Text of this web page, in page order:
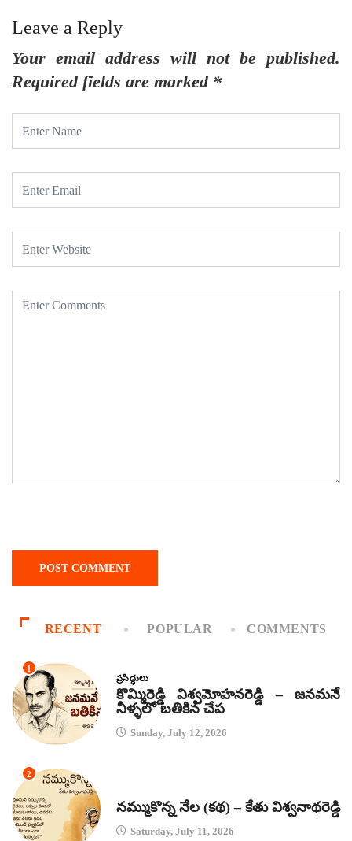
Leave a Reply
Your email address will not be published.
Required fields are marked *
RECENT POPULAR COMMENTS
1
ప్రసిద్ధులు
కొమ్మిరెడ్డి విశ్వమోహనరెడ్డి – జనమనే
నీళ్ళలో బతికిన చేప
Sunday, July 12, 2026
2
నమ్ముకొన్న నేల (కథ) – కేతు విశ్వనాథరెడ్డి
Saturday, July 11, 2026